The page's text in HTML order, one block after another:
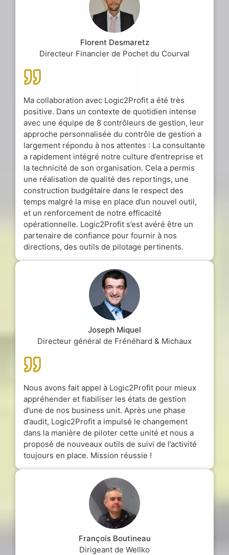
Florent Desmaretz
Directeur Financier de Pochet du Courval
Ma collaboration avec Logic2Profit a été très
positive. Dans un contexte de quotidien intense
avec une équipe de 8 contrôleurs de gestion, leur
approche personnalisée du contrôle de gestion a
largement répondu à nos attentes : La consultante
a rapidement intégré notre culture d’entreprise et
la technicité de son organisation. Cela a permis
une réalisation de qualité des reportings, une
construction budgétaire dans le respect des
temps malgré la mise en place d’un nouvel outil,
et un renforcement de notre efficacité
opérationnelle. Logic2Profit s’est avéré être un
partenaire de confiance pour fournir à nos
directions, des outils de pilotage pertinents.
Joseph Miquel
Directeur général de Frénéhard & Michaux
Nous avons fait appel à Logic2Profit pour mieux
appréhender et fiabiliser les états de gestion
d’une de nos business unit. Après une phase
d’audit, Logic2Profit a impulsé le changement
dans la manière de piloter cette unité et nous a
proposé de nouveaux outils de suivi de l’activité
toujours en place. Mission réussie !
François Boutineau
Dirigeant de Wellko